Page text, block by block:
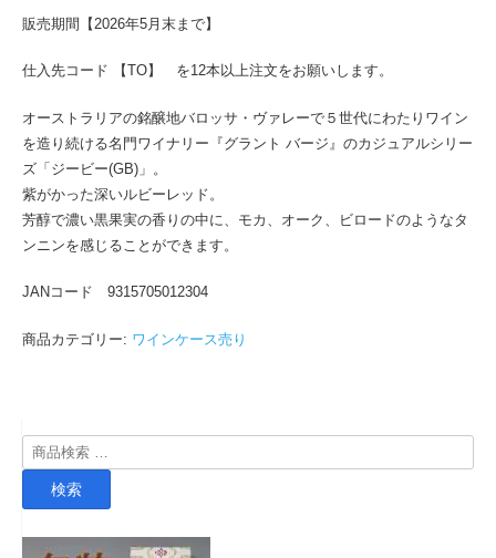
56
シ
ー
ズ
2024
赤
750ml
×
本
販売期間【2026年5月末まで】
仕入先コード 【TO】 を12本以上注文をお願いします。
オーストラリアの銘醸地バロッサ・ヴァレーで５世代にわたりワイン
を造り続ける名門ワイナリー『グラント バージ』のカジュアルシリー
ズ「ジービー(GB)」。
紫がかった深いルビーレッド。
芳醇で濃い黒果実の香りの中に、モカ、オーク、ビロードのようなタ
ンニンを感じることができます。
JANコード 9315705012304
商品カテゴリー: ワインケース売り
検
索
検索